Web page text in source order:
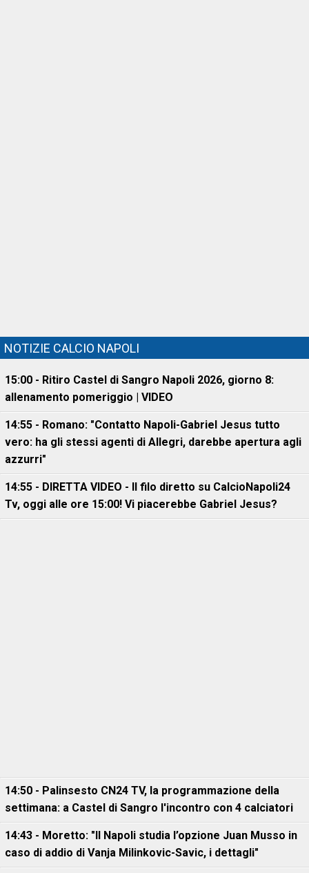
NOTIZIE CALCIO NAPOLI
15:00 - Ritiro Castel di Sangro Napoli 2026, giorno 8:
allenamento pomeriggio | VIDEO
14:55 - Romano: "Contatto Napoli-Gabriel Jesus tutto
vero: ha gli stessi agenti di Allegri, darebbe apertura agli
azzurri"
14:55 - DIRETTA VIDEO - Il filo diretto su CalcioNapoli24
Tv, oggi alle ore 15:00! Vi piacerebbe Gabriel Jesus?
14:50 - Palinsesto CN24 TV, la programmazione della
settimana: a Castel di Sangro l'incontro con 4 calciatori
14:43 - Moretto: "Il Napoli studia l’opzione Juan Musso in
caso di addio di Vanja Milinkovic-Savic, i dettagli"